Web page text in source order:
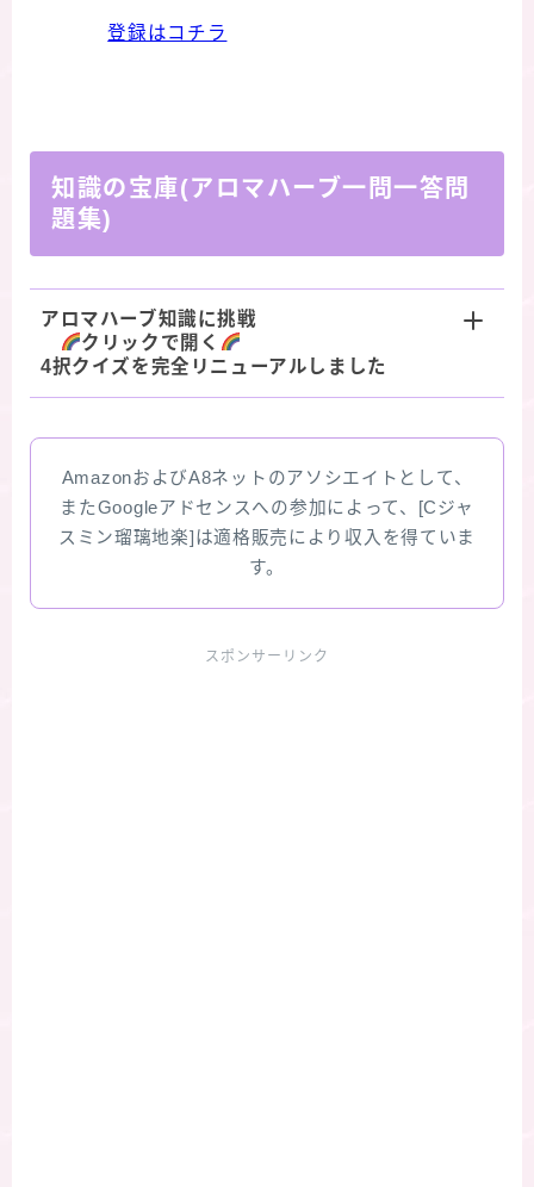
登録はコチラ
知識の宝庫(アロマハーブ一問一答問
題集)
アロマハーブ知識に挑戦
クリックで開く
4択クイズを完全リニューアルしました
AmazonおよびA8ネットのアソシエイトとして、
またGoogleアドセンスへの参加によって、[Cジャ
スミン瑠璃地楽]は適格販売により収入を得ていま
す。
スポンサーリンク